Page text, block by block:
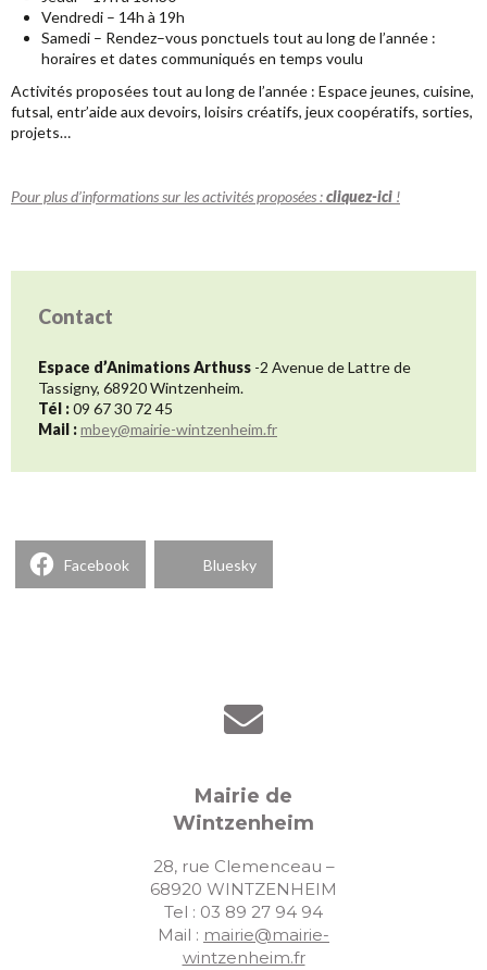
Vendredi – 14h à 19h
Samedi – Rendez–vous ponctuels tout au long de l’année :
horaires et dates communiqués en temps voulu
Activités proposées tout au long de l’année : Espace jeunes, cuisine,
futsal, entr’aide aux devoirs, loisirs créatifs, jeux coopératifs, sorties,
projets…
Pour plus d’informations sur les activités proposées :cliquez-ici !
Contact
Espace d’Animations Arthuss -2 Avenue de Lattre de
Tassigny, 68920 Wintzenheim.
Tél :09 67 30 72 45
Mail :mbey@mairie-wintzenheim.fr
Facebook Bluesky
Mairie de
Wintzenheim
28, rue Clemenceau –
68920 WINTZENHEIM
Tel : 03 89 27 94 94
Mail : mairie@mairie-
wintzenheim.fr